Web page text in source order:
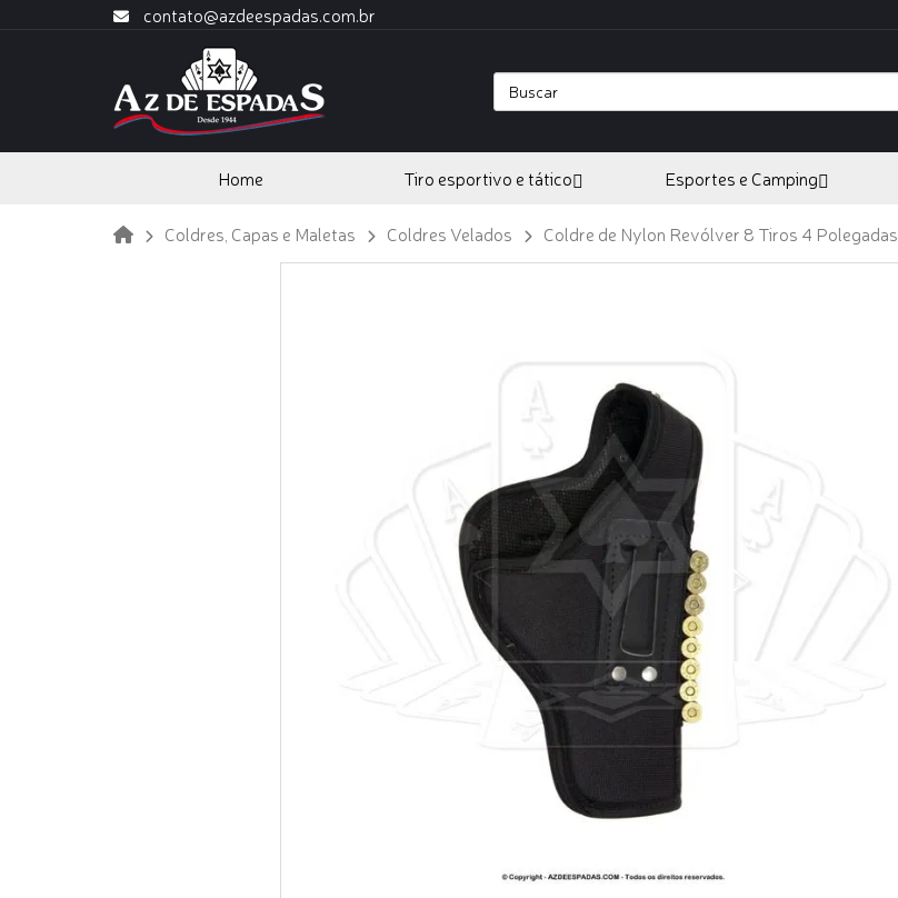
contato@azdeespadas.com.br
Home Tiro esportivo e tático Esportes e Camping
Coldres, Capas e Maletas Coldres Velados Coldre de Nylon Revólver 8 Tiros 4 Polegadas